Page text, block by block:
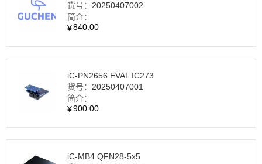
货号：20250407002
简介：
¥840.00
iC-PN2656 EVAL IC273
货号： 20250407001
简介：
¥900.00
iC-MB4 QFN28‑5x5